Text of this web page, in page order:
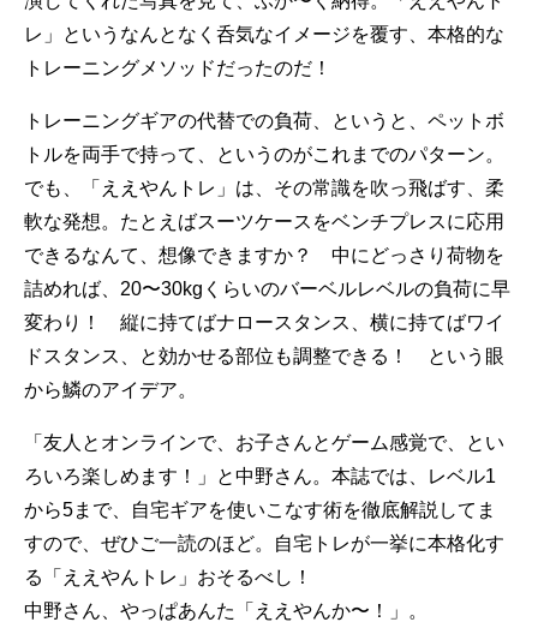
レ」というなんとなく呑気なイメージを覆す、本格的な
トレーニングメソッドだったのだ！
トレーニングギアの代替での負荷、というと、ペットボ
トルを両手で持って、というのがこれまでのパターン。
でも、「ええやんトレ」は、その常識を吹っ飛ばす、柔
軟な発想。たとえばスーツケースをベンチプレスに応用
できるなんて、想像できますか？ 中にどっさり荷物を
詰めれば、20〜30kgくらいのバーベルレベルの負荷に早
変わり！ 縦に持てばナロースタンス、横に持てばワイ
ドスタンス、と効かせる部位も調整できる！ という眼
から鱗のアイデア。
「友人とオンラインで、お子さんとゲーム感覚で、とい
ろいろ楽しめます！」と中野さん。本誌では、レベル1
から5まで、自宅ギアを使いこなす術を徹底解説してま
すので、ぜひご一読のほど。自宅トレが一挙に本格化す
る「ええやんトレ」おそるべし！
中野さん、やっぱあんた「ええやんか〜！」。